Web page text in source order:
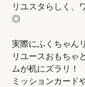
リユスタらしく、
◎
実際にふくちゃん
リユースおもちゃ
ムが机にズラリ！
ミッションカード